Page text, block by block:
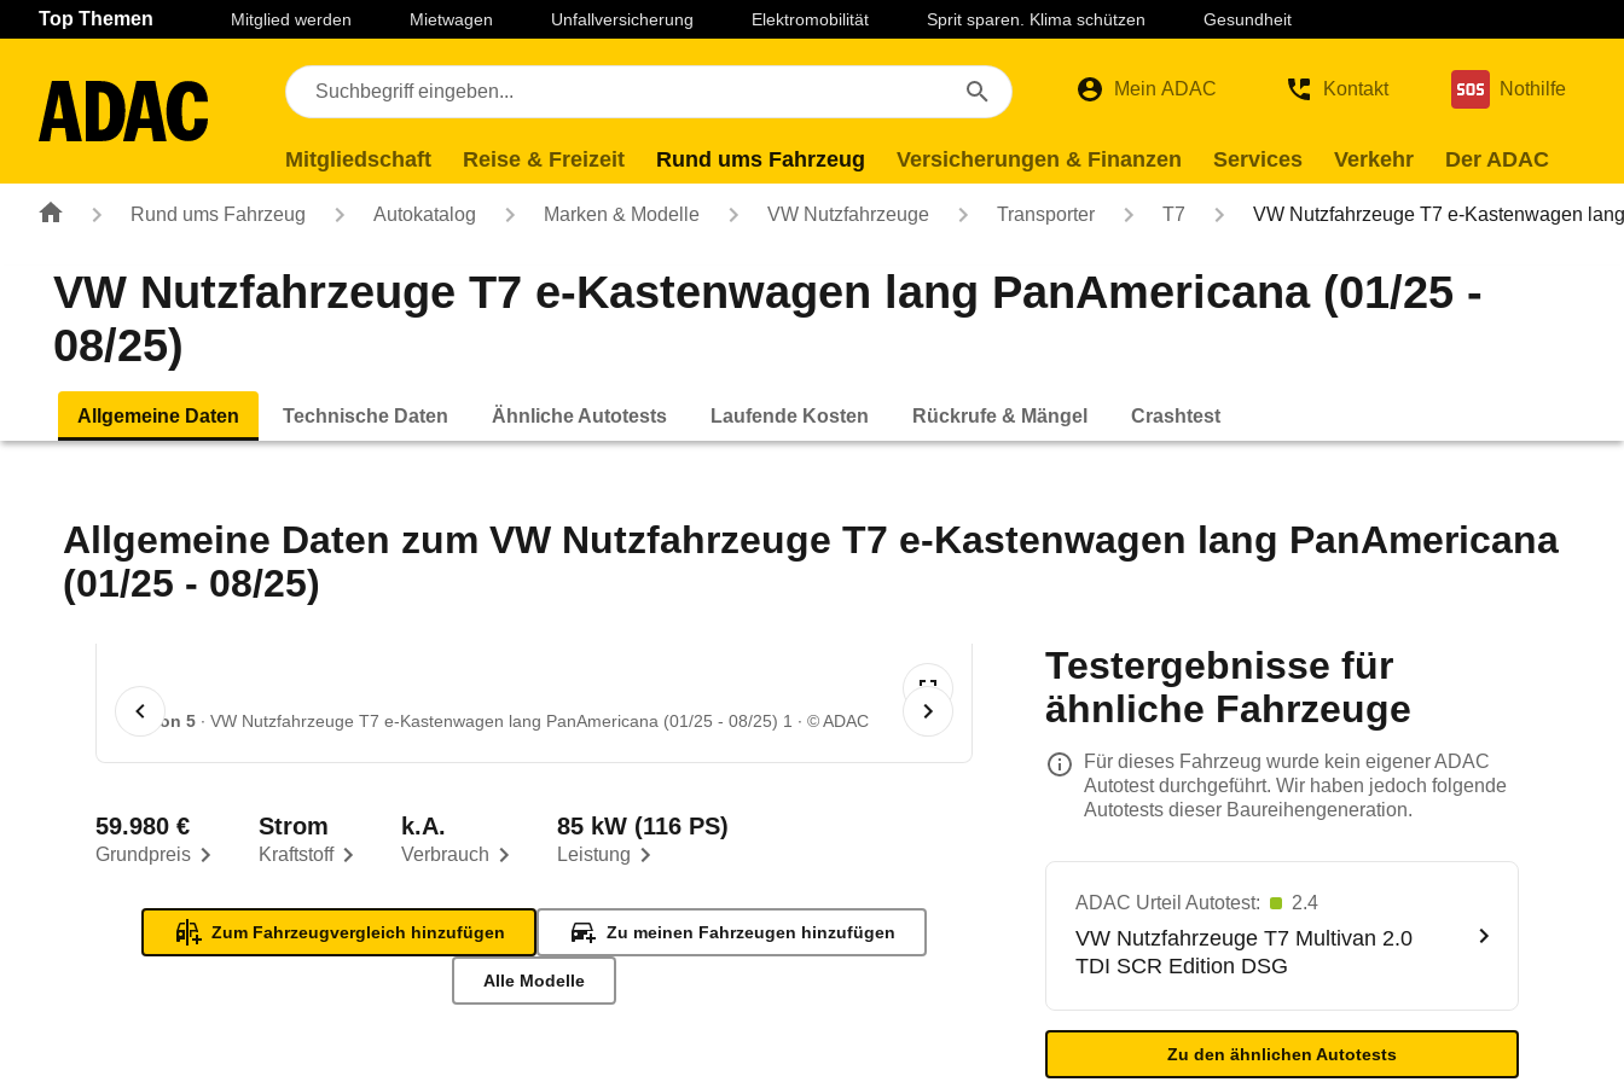
Navigation Seiteninhalt Fußzeile
Top Themen Mitglied werden Mietwagen Unfallversicherung Elektromobilität Sprit sparen. Klima schützen Gesundheit
Mein ADAC Kontakt Nothilfe
Mitgliedschaft Reise & Freizeit Rund ums Fahrzeug Versicherungen & Finanzen Services Verkehr Der ADAC
Rund ums Fahrzeug Autokatalog Marken & Modelle VW Nutzfahrzeuge Transporter T7 VW Nutzfahrzeuge T7 e-Kastenwagen
VW Nutzfahrzeuge T7 e-Kastenwagen lang PanAmericana (01/25 -
08/25)
Allgemeine Daten Technische Daten Ähnliche Autotests Laufende Kosten Rückrufe & Mängel Crashtest
Allgemeine Daten zum VW Nutzfahrzeuge T7 e-Kastenwagen lang PanAmericana
(01/25 - 08/25)
1 von 5 VW Nutzfahrzeuge T7 e-Kastenwagen lang PanAmericana (01/25 - 08/25) 1 © ADAC
Grundpreis
59.980 €
Kraftstoff
Strom
Verbrauch
k.A.
Leistung
85 kW (116 PS)
Zum Fahrzeugvergleich hinzufügen Zu meinen Fahrzeugen hinzufügen
Alle Modelle
Testergebnisse für
ähnliche Fahrzeuge
Für dieses Fahrzeug wurde kein eigener ADAC
Autotest durchgeführt. Wir haben jedoch folgende
Autotests dieser Baureihengeneration.
ADAC Urteil Autotest: 2.4
VW Nutzfahrzeuge T7 Multivan 2.0
TDI SCR Edition DSG
Zu den ähnlichen Autotests